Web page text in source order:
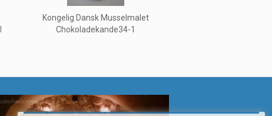
Kongelig Dansk Musselmalet
Chokoladekande34-1